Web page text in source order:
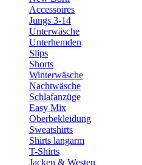
Accessoires
Jungs 3-14
Unterwäsche
Unterhemden
Slips
Shorts
Winterwäsche
Nachtwäsche
Schlafanzüge
Easy Mix
Oberbekleidung
Sweatshirts
Shirts langarm
T-Shirts
Jacken & Westen